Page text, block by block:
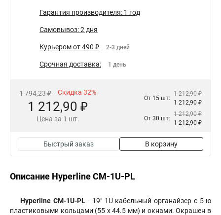
Гарантия производителя: 1 год
Самовывоз: 2 дня
Курьером от 490 ₽ 2-3 дней
Срочная доставка: 1 день
1 794,23 ₽ Скидка 32%
1 212,90 ₽
Цена за 1 шт.
От 15 шт:
1 212,90 ₽
1 212,90 ₽
От 30 шт:
1 212,90 ₽
1 212,90 ₽
Быстрый заказ В корзину
Описание Hyperline CM-1U-PL
Hyperline CM-1U-PL- 19" 1U кабельный органайзер с 5-ю
пластиковыми кольцами (55 x 44.5 мм) и окнами. Окрашен в